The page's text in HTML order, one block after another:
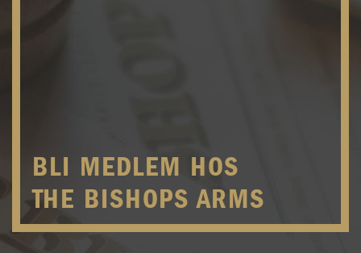
BLI MEDLEM HOS
THE BISHOPS ARMS